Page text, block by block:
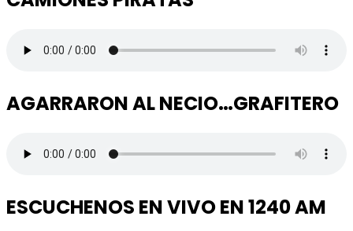
AGARRARON AL NECIO…GRAFITERO
ESCUCHENOS EN VIVO EN 1240 AM